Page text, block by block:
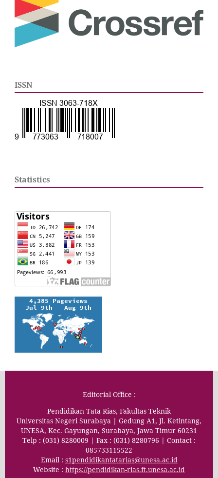
ISSN
Statistics
Editorial Office :
Pendidikan Tata Rias, Fakultas Teknik
Universitas Negeri Surabaya | Gedung A1, Jl. Ketintang,
UNESA, Kec. Gayungan, Surabaya, Jawa Timur 60231
Telp : (031) 8280009 | Fax : (031) 8280796 | Contact :
085733115522
Email : s1pendidikantatarias@unesa.ac.id
Website : https://pendidikan-rias.ft.unesa.ac.id